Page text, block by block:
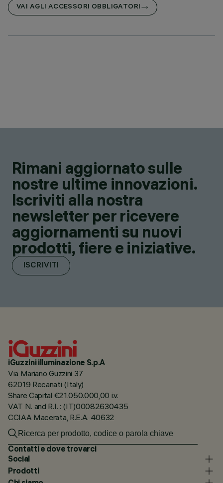
VAI AGLI ACCESSORI OBBLIGATORI
Rimani aggiornato sulle
nostre ultime innovazioni.
Iscriviti alla nostra
newsletter per ricevere
aggiornamenti su nuovi
prodotti, fiere e iniziative.
ISCRIVITI
iGuzzini illuminazione S.p.A
Via Mariano Guzzini 37
62019 Recanati (Italy)
Share Capital €21.050.000,00 i.v.
VAT N. and R.I. : (IT)00082630435
CCIAA Macerata, R.E.A. 40632
Contatti e dove trovarci
Social
Prodotti